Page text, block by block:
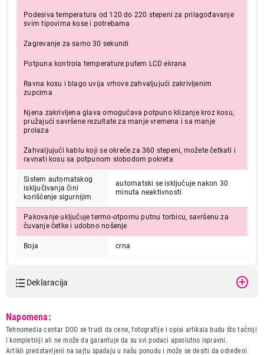
Podesiva temperatura od 120 do 220 stepeni za prilagođavanje
svim tipovima kose i potrebama
Zagrevanje za samo 30 sekundi
Potpuna kontrola temperature putem LCD ekrana
Ravna kosu i blago uvija vrhove zahvaljujući zakrivljenim
zupcima
Njena zakrivljena glava omogućava potpuno klizanje kroz kosu,
pružajući savršene rezultate za manje vremena i sa manje
prolaza
Zahvaljujući kablu koji se okreće za 360 stepeni, možete četkati i
ravnati kosu sa potpunom slobodom pokreta
Sistem automatskog
isključivanja čini
korišćenje sigurnijim
automatski se isključuje nakon 30
minuta neaktivnosti
Pakovanje uključuje termo-otpornu putnu torbicu, savršenu za
čuvanje četke i udobno nošenje
Boja crna
Deklaracija
Naziv i vrsta robe:
FIGARO
Uvoznik:
REPRO MARKET doo
Napomena:
Tehnomedia centar DOO se trudi da cene, fotografije i opisi artikala budu što tačniji
i kompletniji ali ne može da garantuje da su svi podaci apsolutno ispravni.
Artikli predstavljeni na sajtu spadaju u našu ponudu i može se desiti da određeni
CECOTEC INSTANT CARE 1400
Proizvod je dodat u korpu.
Ukupno u korpi: